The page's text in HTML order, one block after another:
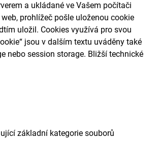
a ukládané ve Vašem počítači
prohlížeč pošle uloženou cookie
uložil. Cookies využívá pro svou
jsou v dalším textu uváděny také
nebo session storage. Bližší technické
základní kategorie souborů